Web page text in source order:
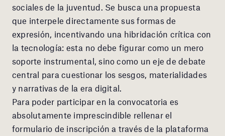
sociales de la juventud. Se busca una propuesta
que interpele directamente sus formas de
expresión, incentivando una hibridación crítica con
la tecnología: esta no debe figurar como un mero
soporte instrumental, sino como un eje de debate
central para cuestionar los sesgos, materialidades
y narrativas de la era digital.
Para poder participar en la convocatoria es
absolutamente imprescindible rellenar el
formulario de inscripción a través de la plataforma